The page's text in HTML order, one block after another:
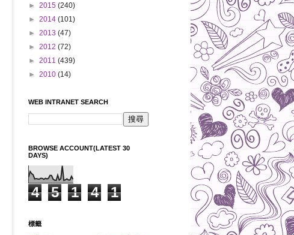
► 2015 (240)
► 2014 (101)
► 2013 (47)
► 2012 (72)
► 2011 (439)
► 2010 (14)
WEB INTRANET SEARCH
BROWSE ACCOUNT(LATEST 30
DAYS)
4 5 1 4 1
標籤